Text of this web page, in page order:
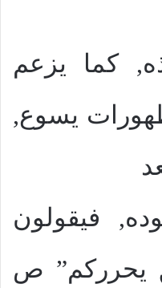
كما يزعم
يسوع,
فيقولون
يحرركم” ص